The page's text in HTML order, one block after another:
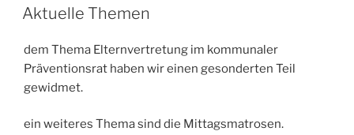
AM
Aktuelle Themen
dem Thema Elternvertretung im kommunaler
Präventionsrat haben wir einen gesonderten Teil
gewidmet.
ein weiteres Thema sind die Mittagsmatrosen.